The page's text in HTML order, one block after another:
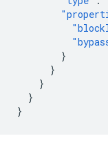
}
}
}
}
}